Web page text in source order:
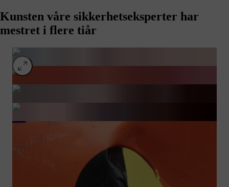
Kunsten våre sikkerhetseksperter har
mestret i flere tiår